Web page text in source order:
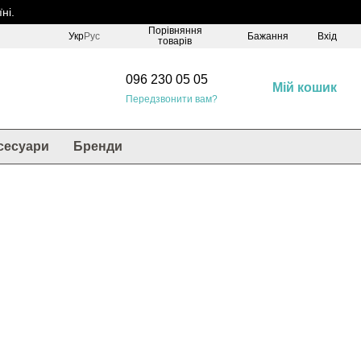
УкрРус
Порівняння
товарів
Бажання Вхід
096 230 05 05
Передзвонити вам?
Мій кошик
Бренди